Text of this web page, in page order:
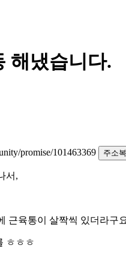
해냈습니다.
promise/101463369
주소
서,
근육통이 살짝씩 있더라구
ㅎㅎㅎ